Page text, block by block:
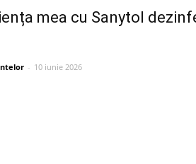
mea cu Sanytol
- 10 iunie 2026